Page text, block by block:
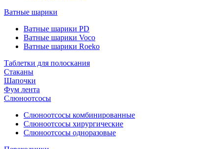
Ватные шарики
Ватные шарики PD
Ватные шарики Voco
Ватные шарики Roeko
Таблетки для полоскания
Стаканы
Шапочки
Фум лента
Слюноотсосы
Слюноотсосы комбинированные
Слюноотсосы хирургические
Слюноотсосы одноразовые